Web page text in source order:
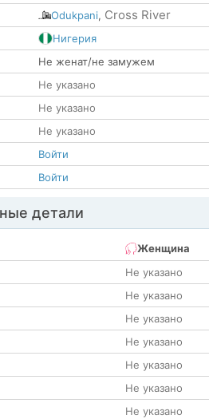
Odukpani, Cross River
Нигерия
Не женат/не замужем
Не указано
Не указано
Не указано
Войти
Войти
детали
Женщина
Не указано
Не указано
Не указано
Не указано
Не указано
Не указано
Не указано